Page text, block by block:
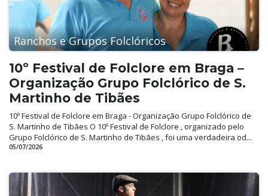
Ranchos e Grupos Folclóricos
10º Festival de Folclore em Braga –
Organização Grupo Folclórico de S.
Martinho de Tibães
10º Festival de Folclore em Braga - Organização Grupo Folclórico de
S. Martinho de Tibães O 10º Festival de Folclore , organizado pelo
Grupo Folclórico de S. Martinho de Tibães , foi uma verdadeira od...
05/07/2026